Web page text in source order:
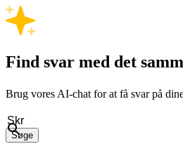
Find svar med det
Brug vores AI-chat for at få svar på
Søge